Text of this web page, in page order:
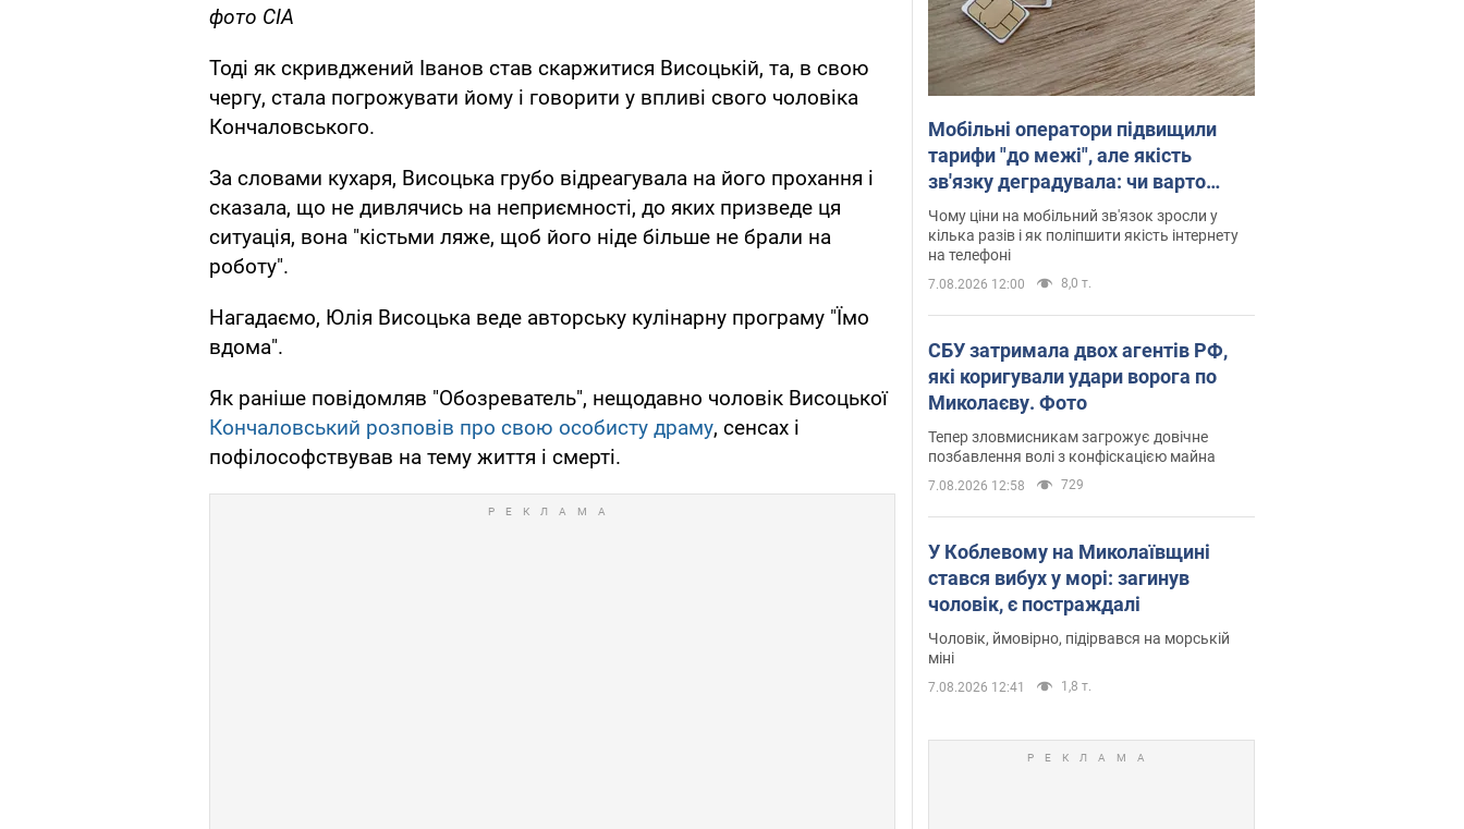
фото СІА
Тоді як скривджений Іванов став скаржитися Висоцькій, та, в свою
чергу, стала погрожувати йому і говорити у впливі свого чоловіка
Кончаловського.
За словами кухаря, Висоцька грубо відреагувала на його прохання і
сказала, що не дивлячись на неприємності, до яких призведе ця
ситуація, вона "кістьми ляже, щоб його ніде більше не брали на
роботу".
Нагадаємо, Юлія Висоцька веде авторську кулінарну програму "Їмо
вдома".
Як раніше повідомляв "Обозреватель", нещодавно чоловік Висоцької
Кончаловський розповів про свою особисту драму, сенсах і
пофілософствував на тему життя і смерті.
Мобільні оператори підвищили
тарифи "до межі", але якість
зв'язку деградувала: чи варто
скаржитись на ціни
Чому ціни на мобільний зв'язок зросли у
кілька разів і як поліпшити якість інтернету
на телефоні
7.08.2026 12:00 8,0 т.
СБУ затримала двох агентів РФ,
які коригували удари ворога по
Миколаєву. Фото
Тепер зловмисникам загрожує довічне
позбавлення волі з конфіскацією майна
7.08.2026 12:58 729
У Коблевому на Миколаївщині
стався вибух у морі: загинув
чоловік, є постраждалі
Чоловік, ймовірно, підірвався на морській
міні
7.08.2026 12:41 1,8 т.